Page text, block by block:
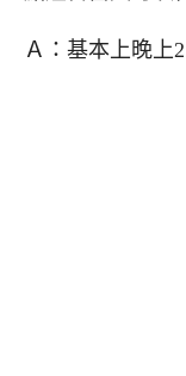
Ａ：基本上晚上